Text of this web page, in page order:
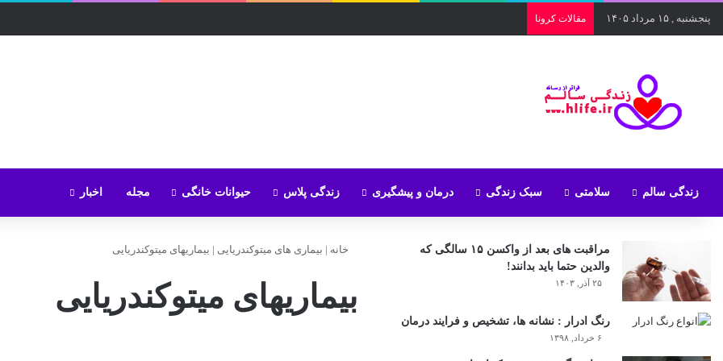
پنجشنبه , ۱۵ مرداد ۱۴۰۵ مقالات کرونا
زندگی سالم سلامتی سبک زندگی درمان و پیشگیری زندگی پلاس حیوانات خانگی مجله اخبار
خانه | بیماری های میتوکندریایی | بیماریهای میتوکندریایی
بیماریهای میتوکندریایی
مراقبت های بعد از واکسن ۱۵ سالگی که
والدین حتما باید بدانند!
۲۵ آذر, ۱۴۰۳
رنگ ادرار : نشانه ها، تشخیص و فرایند درمان
۶ خرداد, ۱۳۹۸